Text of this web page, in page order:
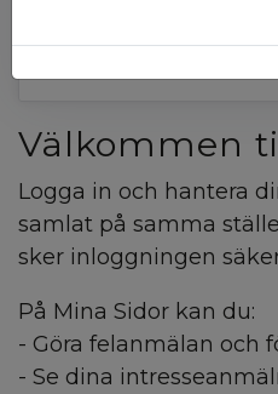
Har du inte ett
Välkommen
Logga in och hantera
samlat på samma
sker inloggningen
På Mina Sidor kan du:
- Göra felanmälan och
- Se dina